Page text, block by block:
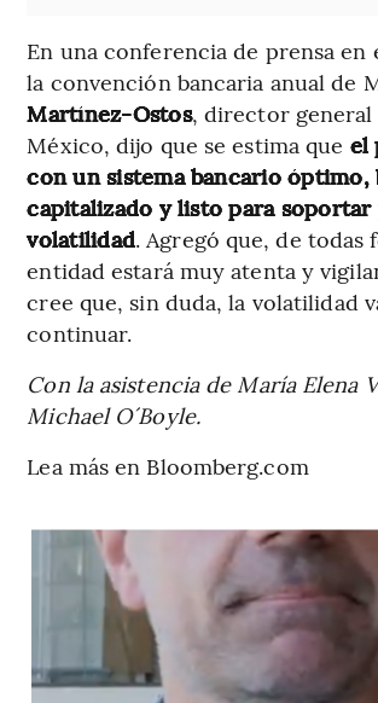
En una conferencia de prensa en
la convención bancaria anual de
Martínez-Ostos, director general
México, dijo que se estima que el
con un sistema bancario óptimo,
capitalizado y listo para
volatilidad. Agregó que, de todas
entidad estará muy atenta y
cree que, sin duda, la volatilidad
continuar.
Con la asistencia de María Elena
Michael O´Boyle.
Lea más en Bloomberg.com